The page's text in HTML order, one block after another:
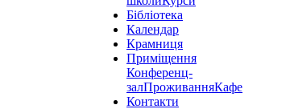
Бібліотека
Календар
Крамниця
Приміщення
Конференц-
залПроживанняКафе
Контакти